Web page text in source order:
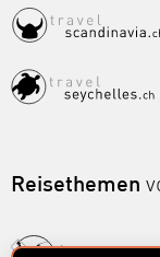
Reisethemen